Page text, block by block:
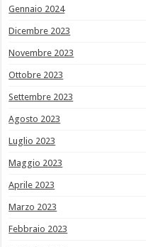
Gennaio 2024
Dicembre 2023
Novembre 2023
Ottobre 2023
Settembre 2023
Agosto 2023
Luglio 2023
Maggio 2023
Aprile 2023
Marzo 2023
Febbraio 2023